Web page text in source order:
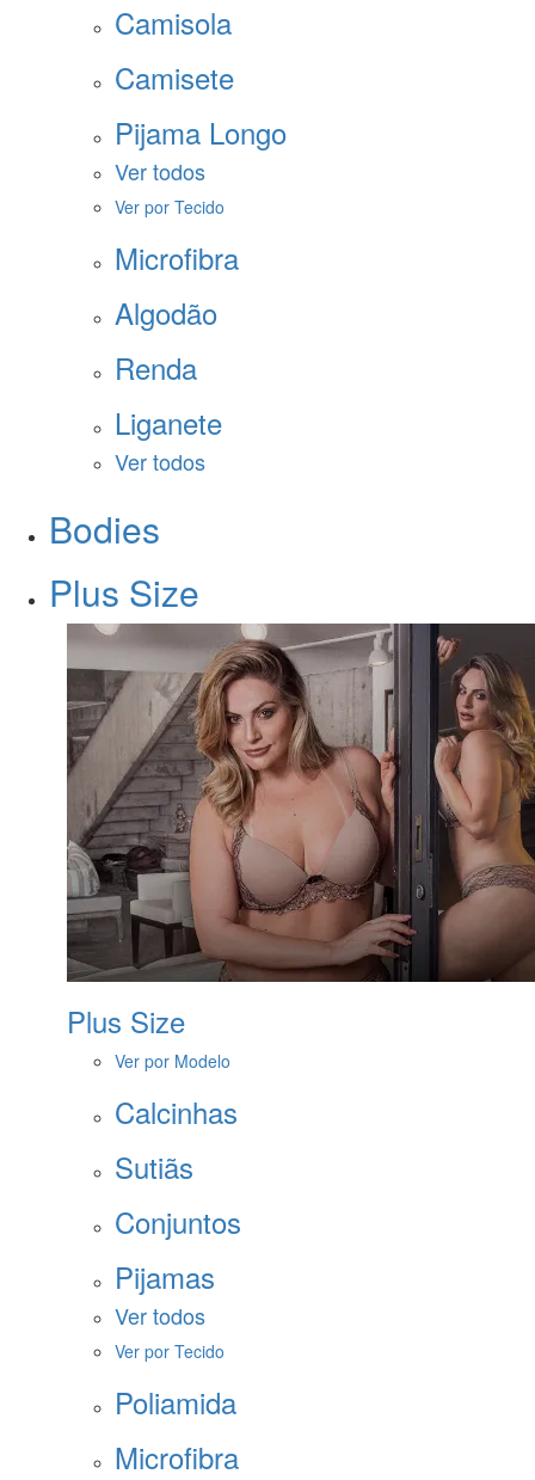
Camisola
Camisete
Pijama Longo
Ver todos
Ver por Tecido
Microfibra
Algodão
Renda
Liganete
Ver todos
Bodies
Plus Size
Plus Size
Ver por Modelo
Calcinhas
Sutiãs
Conjuntos
Pijamas
Ver todos
Ver por Tecido
Poliamida
Microfibra